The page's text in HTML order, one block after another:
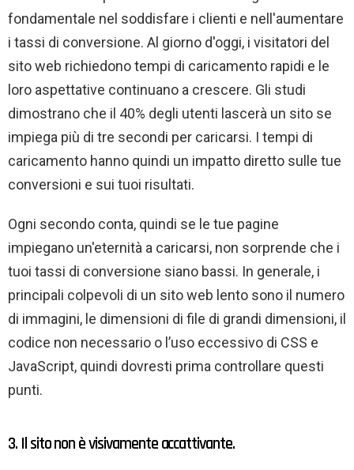
fondamentale nel soddisfare i clienti e nell'aumentare
i tassi di conversione. Al giorno d'oggi, i visitatori del
sito web richiedono tempi di caricamento rapidi e le
loro aspettative continuano a crescere. Gli studi
dimostrano che il 40% degli utenti lascerà un sito se
impiega più di tre secondi per caricarsi. I tempi di
caricamento hanno quindi un impatto diretto sulle tue
conversioni e sui tuoi risultati.
Ogni secondo conta, quindi se le tue pagine
impiegano un'eternità a caricarsi, non sorprende che i
tuoi tassi di conversione siano bassi. In generale, i
principali colpevoli di un sito web lento sono il numero
di immagini, le dimensioni di file di grandi dimensioni, il
codice non necessario o l’uso eccessivo di CSS e
JavaScript, quindi dovresti prima controllare questi
punti.
3. Il sito non è visivamente accattivante.